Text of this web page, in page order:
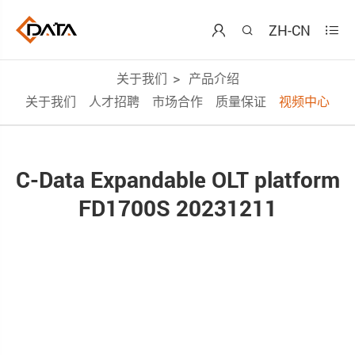
  ZH-CN 
关于我们
产品介绍
关于我们
人才招聘 市场合作 质量保证 视频中心
C-Data Expandable OLT platform
FD1700S 20231211